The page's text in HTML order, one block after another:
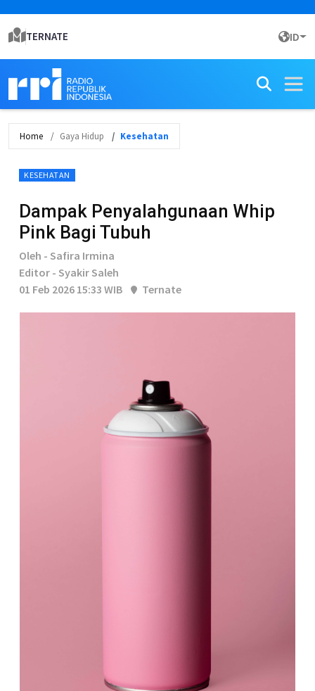
TERNATE ID
Home Gaya Hidup Kesehatan
KESEHATAN
Dampak Penyalahgunaan Whip
Pink Bagi Tubuh
Oleh - Safira Irmina
Editor - Syakir Saleh
01 Feb 2026 15:33 WIB
Ternate